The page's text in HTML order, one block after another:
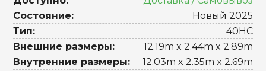
Состояние:
Новый 2025
Тип:
40HC
Внешние размеры:
12.19m x 2.44m x 2.89m
Внутренние размеры:
12.03m x 2.35m x 2.69m